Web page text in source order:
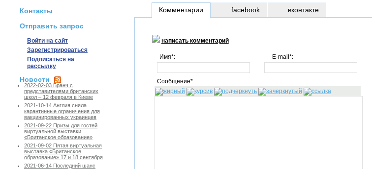
Контакты
Отправить запрос
Войти на сайт
Зарегистрироваться
Подписаться на
рассылку
Новости
2022-02-03 Бранч с
представителями британских
школ – 12 февраля в Киеве
2021-10-14 Англия сняла
карантинные ограничения для
вакцинированных украинцев
2021-09-22 Призы для гостей
виртуальной выставки
«Британское образование»
2021-09-02 Пятая виртуальная
выставка «Британское
образование» 17 и 18 сентября
2021-06-14 Последний шанс
Комментарии
написать комментарий
Имя*: E-mail*:
Сообщение*
facebook вконтакте